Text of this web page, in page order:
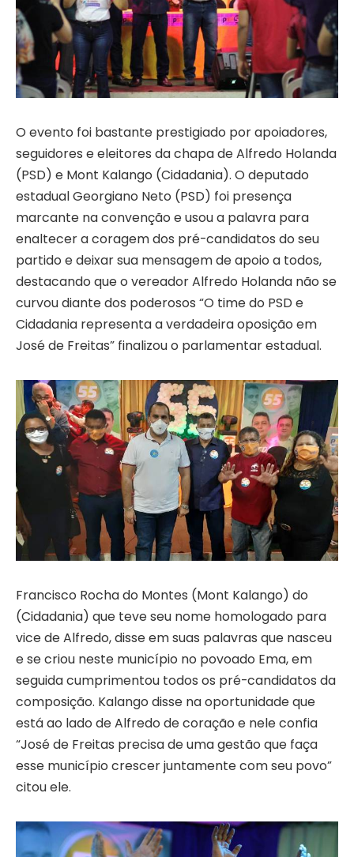
O evento foi bastante prestigiado por apoiadores,
seguidores e eleitores da chapa de Alfredo Holanda
(PSD) e Mont Kalango (Cidadania). O deputado
estadual Georgiano Neto (PSD) foi presença
marcante na convenção e usou a palavra para
enaltecer a coragem dos pré-candidatos do seu
partido e deixar sua mensagem de apoio a todos,
destacando que o vereador Alfredo Holanda não se
curvou diante dos poderosos “O time do PSD e
Cidadania representa a verdadeira oposição em
José de Freitas” finalizou o parlamentar estadual.
Francisco Rocha do Montes (Mont Kalango) do
(Cidadania) que teve seu nome homologado para
vice de Alfredo, disse em suas palavras que nasceu
e se criou neste município no povoado Ema, em
seguida cumprimentou todos os pré-candidatos da
composição. Kalango disse na oportunidade que
está ao lado de Alfredo de coração e nele confia
“José de Freitas precisa de uma gestão que faça
esse município crescer juntamente com seu povo”
citou ele.